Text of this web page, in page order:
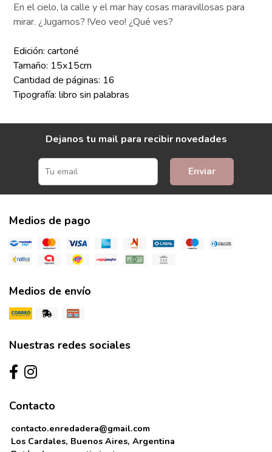
En el cielo, la calle y el mar hay cosas maravillosas para
mirar. ¿Jugamos? !Veo veo! ¿Qué ves?
Edición: cartoné
Tamaño: 15x15cm
Cantidad de páginas: 16
Tipografía: libro sin palabras
Dejanos tu mail para recibir novedades
Enviar
Medios de pago
Medios de envío
Nuestras redes sociales
Contacto
contacto.enredadera@gmail.com
Los Cardales, Buenos Aires, Argentina